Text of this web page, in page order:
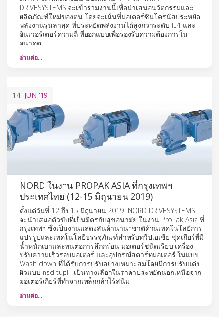
DRIVESYSTEMS จะเข้าร่วมงานนี้เพื่อนำเสนอนวัตกรรมและ
ผลิตภัณฑ์ใหม่ของตน โดยจะเน้นที่มอเตอร์ซินโครนัสประหยัด
พลังงานรุ่นล่าสุด ที่ประหยัดพลังงานได้สูงกว่าระดับ IE4 และ
อินเวอร์เตอร์ความถี่ ที่ออกแบบเพื่อรองรับความต้องการใน
อนาคต
อ่านต่อ…
14 JUN '19
NORD ในงาน PROPAK ASIA ที่กรุงเทพฯ
ประเทศไทย (12-15 มิถุนายน 2019)
ตั้งแต่วันที่ 12 ถึง 15 มิถุนายน 2019 NORD DRIVESYSTEMS
จะนำเสนอตัวขับที่เป็นมิตรกับสุขอนามัย ในงาน ProPak Asia ที่
กรุงเทพฯ ซึ่งเป็นงานแสดงสินค้านานาชาติด้านเทคโนโลยีการ
แปรรูปและเทคโนโลยีบรรจุภัณฑ์สำหรับทวีปเอเชีย ชุดเกียร์ที่มี
น้ำหนักเบาและทนต่อการสึกกร่อน มอเตอร์ชนิดเรียบ เครื่อง
ปรับความเร็วรอบมอเตอร์ และอุปกรณ์สตาร์ทมอเตอร์ ในแบบ
Wash down ที่ได้รับการปรับอย่างเหมาะสมโดยมีการปรับแต่ง
ผิวแบบ nsd tupH เป็นทางเลือกในราคาประหยัดนอกเหนือจาก
มอเตอร์เกียร์ที่ทำจากเหล็กกล้าไร้สนิม
อ่านต่อ…